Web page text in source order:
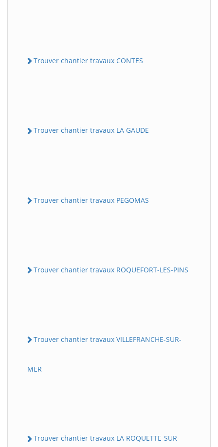
Trouver chantier travaux CONTES
Trouver chantier travaux LA GAUDE
Trouver chantier travaux PEGOMAS
Trouver chantier travaux ROQUEFORT-LES-PINS
Trouver chantier travaux VILLEFRANCHE-SUR-
MER
Trouver chantier travaux LA ROQUETTE-SUR-